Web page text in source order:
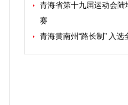
青海省第十九届运动会陆
赛
青海黄南州“路长制” 入选